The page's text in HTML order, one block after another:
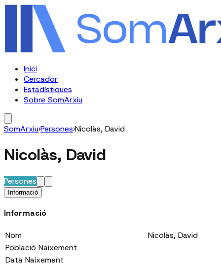
Inici
Cercador
Estadístiques
Sobre SomArxiu
SomArxiu›Persones›Nicolàs, David
Nicolàs, David
Persones
Informació
Informació
Nom
Nicolàs, David
Població Naixement
Data Naixement